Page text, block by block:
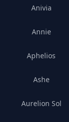
Anivia
Annie
Aphelios
Ashe
Aurelion Sol